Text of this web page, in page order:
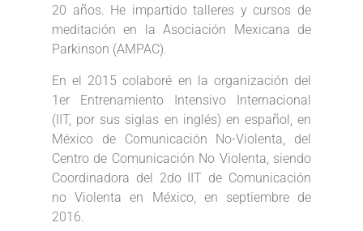
20 años. He impartido talleres y cursos de
meditación en la Asociación Mexicana de
Parkinson (AMPAC).
En el 2015 colaboré en la organización del
1er Entrenamiento Intensivo Internacional
(IIT, por sus siglas en inglés) en español, en
México de Comunicación No-Violenta, del
Centro de Comunicación No Violenta, siendo
Coordinadora del 2do IIT de Comunicación
no Violenta en México, en septiembre de
2016.